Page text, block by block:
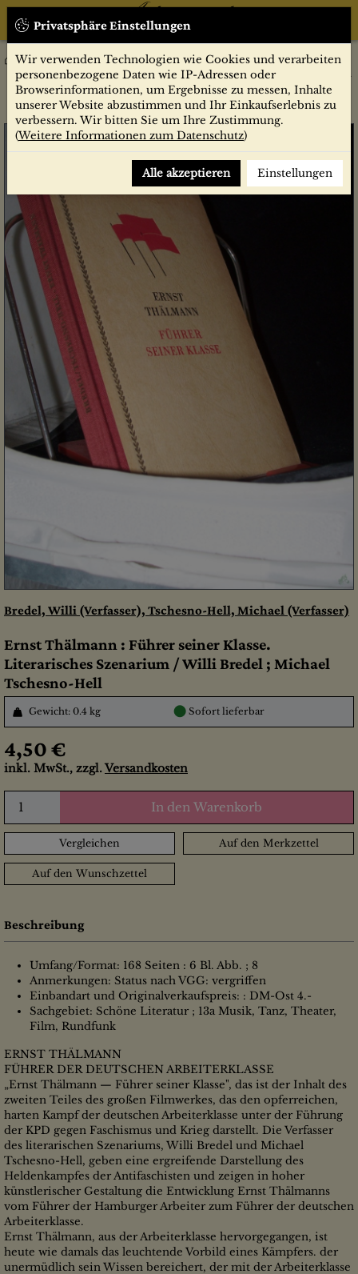
Privatsphäre Einstellungen
Wir verwenden Technologien wie Cookies und verarbeiten
personenbezogene Daten wie IP-Adressen oder
Browserinformationen, um Ergebnisse zu messen, Inhalte
unserer Website abzustimmen und Ihr Einkaufserlebnis zu
verbessern. Wir bitten Sie um Ihre Zustimmung.
(Weitere Informationen zum Datenschutz)
Alle akzeptieren Einstellungen
Belletristik Biographien / Erinnerungen
Ernst Thälmann : Führer seiner Klasse. Literarisches Szenarium
/ Willi Bredel ; Michael Tschesno-Hell
Bredel, Willi (Verfasser), Tschesno-Hell, Michael (Verfasser)
Ernst Thälmann : Führer seiner Klasse.
Literarisches Szenarium / Willi Bredel ; Michael
Tschesno-Hell
Gewicht: 0.4 kg ● Sofort lieferbar
4,50 €
inkl. MwSt., zzgl. Versandkosten
In den Warenkorb
Vergleichen Auf den Merkzettel
Auf den Wunschzettel
Beschreibung
Umfang/Format: 168 Seiten : 6 Bl. Abb. ; 8
Anmerkungen: Status nach VGG: vergriffen
Einbandart und Originalverkaufspreis: : DM-Ost 4.-
Sachgebiet: Schöne Literatur ; 13a Musik, Tanz, Theater,
Film, Rundfunk
ERNST THÄLMANN
FÜHRER DER DEUTSCHEN ARBEITERKLASSE
„Ernst Thälmann — Führer seiner Klasse", das ist der Inhalt des
zweiten Teiles des großen Filmwerkes, das den opferreichen,
harten Kampf der deutschen Arbeiterklasse unter der Führung
der KPD gegen Faschismus und Krieg darstellt. Die Verfasser
des literarischen Szenariums, Willi Bredel und Michael
Tschesno-Hell, geben eine ergreifende Darstellung des
Heldenkampfes der Antifaschisten und zeigen in hoher
künstlerischer Gestaltung die Entwicklung Ernst Thälmanns
vom Führer der Hamburger Arbeiter zum Führer der deutschen
Arbeiterklasse.
Ernst Thälmann, aus der Arbeiterklasse hervorgegangen, ist
heute wie damals das leuchtende Vorbild eines Kämpfers. der
unermüdlich sein Wissen bereichert, der mit der Arbeiterklasse